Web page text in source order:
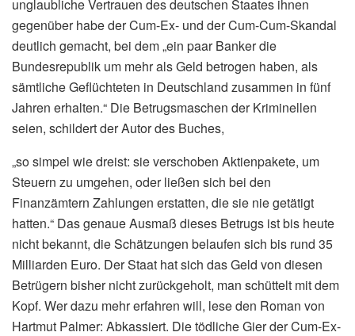
unglaubliche Vertrauen des deutschen Staates ihnen
gegenüber habe der Cum-Ex- und der Cum-Cum-Skandal
deutlich gemacht, bei dem „ein paar Banker die
Bundesrepublik um mehr als Geld betrogen haben, als
sämtliche Geflüchteten in Deutschland zusammen in fünf
Jahren erhalten.“ Die Betrugsmaschen der Kriminellen
seien, schildert der Autor des Buches,
„so simpel wie dreist: sie verschoben Aktienpakete, um
Steuern zu umgehen, oder ließen sich bei den
Finanzämtern Zahlungen erstatten, die sie nie getätigt
hatten.“ Das genaue Ausmaß dieses Betrugs ist bis heute
nicht bekannt, die Schätzungen belaufen sich bis rund 35
Milliarden Euro. Der Staat hat sich das Geld von diesen
Betrügern bisher nicht zurückgeholt, man schüttelt mit dem
Kopf. Wer dazu mehr erfahren will, lese den Roman von
Hartmut Palmer: Abkassiert. Die tödliche Gier der Cum-Ex-